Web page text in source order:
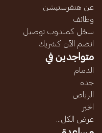
عن هنقرستيشن
وظائف
سجّل كمندوب توصيل
انضم الآن كشريك
متواجدين في
الدمام
جده
الرياض
الخبر
عرض الكل...